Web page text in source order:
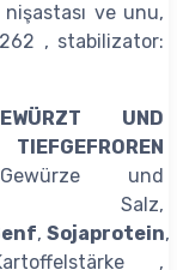
ve unu,
, stabilizator:
UND
und
Salz,
, Sojaprotein,
,